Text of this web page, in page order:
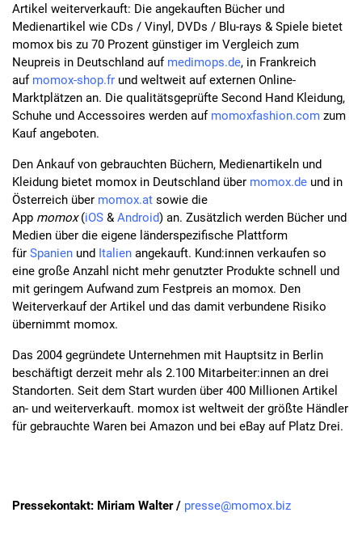
Artikel weiterverkauft: Die angekauften Bücher und
Medienartikel wie CDs / Vinyl, DVDs / Blu-rays & Spiele bietet
momox bis zu 70 Prozent günstiger im Vergleich zum
Neupreis in Deutschland auf medimops.de, in Frankreich
auf momox-shop.fr und weltweit auf externen Online-
Marktplätzen an. Die qualitätsgeprüfte Second Hand Kleidung,
Schuhe und Accessoires werden auf momoxfashion.com zum
Kauf angeboten.
Den Ankauf von gebrauchten Büchern, Medienartikeln und
Kleidung bietet momox in Deutschland über momox.de und in
Österreich über momox.at sowie die
App momox(iOS & Android) an. Zusätzlich werden Bücher und
Medien über die eigene länderspezifische Plattform
für Spanien und Italien angekauft. Kund:innen verkaufen so
eine große Anzahl nicht mehr genutzter Produkte schnell und
mit geringem Aufwand zum Festpreis an momox. Den
Weiterverkauf der Artikel und das damit verbundene Risiko
übernimmt momox.
Das 2004 gegründete Unternehmen mit Hauptsitz in Berlin
beschäftigt derzeit mehr als 2.100 Mitarbeiter:innen an drei
Standorten. Seit dem Start wurden über 400 Millionen Artikel
an- und weiterverkauft. momox ist weltweit der größte Händler
für gebrauchte Waren bei Amazon und bei eBay auf Platz Drei.
Pressekontakt: Miriam Walter / presse@momox.biz